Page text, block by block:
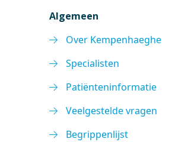
Algemeen
Over Kempenhaeghe
Specialisten
Patiënteninformatie
Veelgestelde vragen
Begrippenlijst